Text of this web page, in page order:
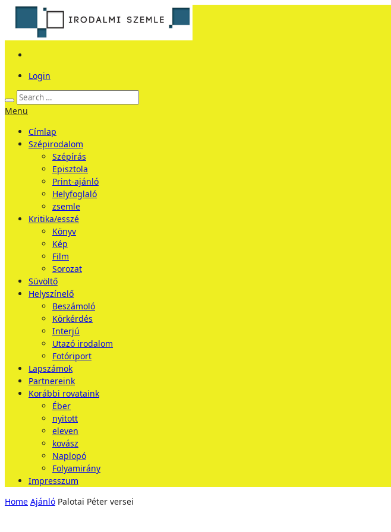
Login
Menu
Címlap
Szépirodalom
Szépírás
Episztola
Print-ajánló
Helyfoglaló
zsemle
Kritika/esszé
Könyv
Kép
Film
Sorozat
Süvöltő
Helyszínelő
Beszámoló
Körkérdés
Interjú
Utazó irodalom
Fotóriport
Lapszámok
Partnereink
Korábbi rovataink
Éber
nyitott
eleven
kovász
Naplopó
Folyamirány
Impresszum
Home Ajánló Palotai Péter versei